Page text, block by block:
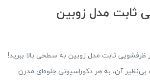
ثابت مدل زوبین
ظرفشویی ثابت مدل زوبین به سطحی بالا ببرید!
آن، به هر دکوراسیونی جلوه‌ای مدرن